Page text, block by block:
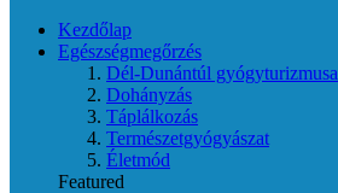
Kezdőlap
Egészségmegőrzés
Dél-Dunántúl gyógyturizmusa
Dohányzás
Táplálkozás
Természetgyógyászat
Életmód
Featured